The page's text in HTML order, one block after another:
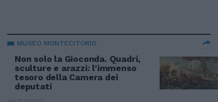
MUSEO MONTECITORIO
Non solo la Gioconda. Quadri,
sculture e arazzi: l'immenso
tesoro della Camera dei
deputati